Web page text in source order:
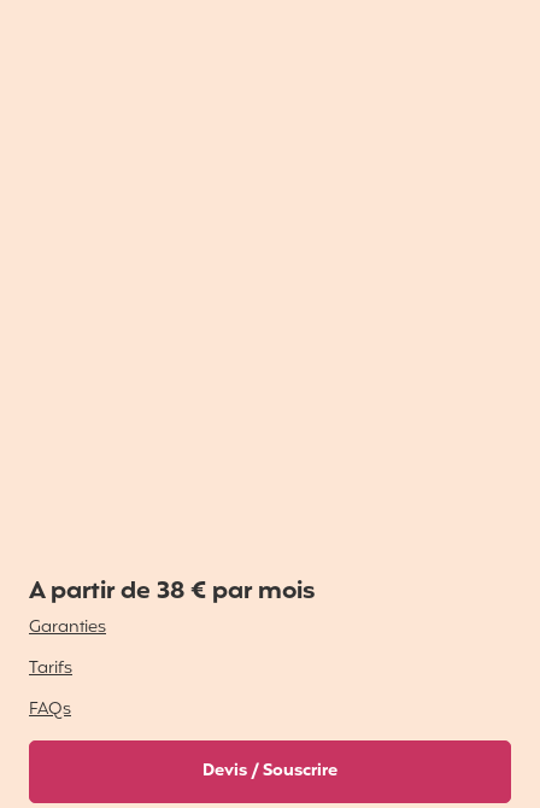
A partir de 38 € par mois
Garanties
Tarifs
FAQs
Devis / Souscrire